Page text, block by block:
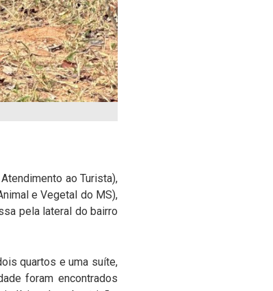
ao Turista),
e Vegetal do MS),
pela lateral do bairro
quartos e uma suíte,
foram encontrados